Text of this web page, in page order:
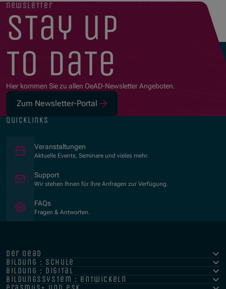
newsletter
stay up
to date
Hier kommen Sie zu allen OeAD-Newsletter Angeboten.
Zum Newsletter-Portal
(Öffnet in neuem Fenster)
quicklinks
Veranstaltungen
Aktuelle Events, Seminare und vieles mehr.
Support
Wir stehen Ihnen für Ihre Anfragen zur Verfügung.
FAQs
Fragen & Antworten.
der oead
bildung : schule
bildung : digital
bildungssystem : entwickeln